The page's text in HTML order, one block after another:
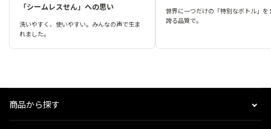
「シームレスせん」への思い
洗いやすく、使いやすい。みんなの声で生ま
れました。
世界に一つだけの「特別なボトル」を
誇る品質で。
商品から探す